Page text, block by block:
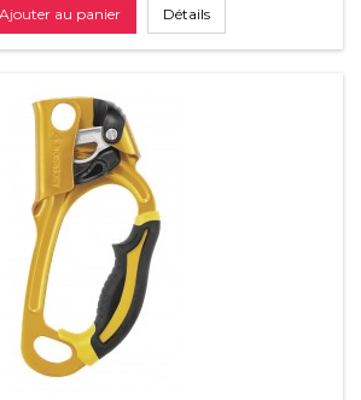
Ajouter au panier Détails